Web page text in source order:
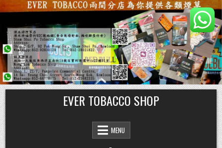
Skip
to
content
EVER TOBACCO SHOP
MENU